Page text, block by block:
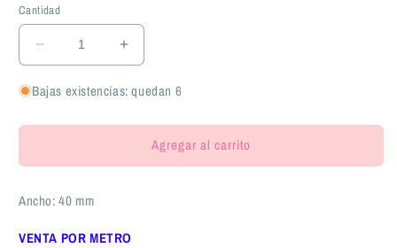
Cantidad
Reducir
cantidad
para
Satinada
2
40
(POR
Aumentar
cantidad
para
Satinada
Mosaico
2
(POR
Bajas existencias: quedan 6
Agregar al carrito
Ancho: 40 mm
VENTA POR METRO